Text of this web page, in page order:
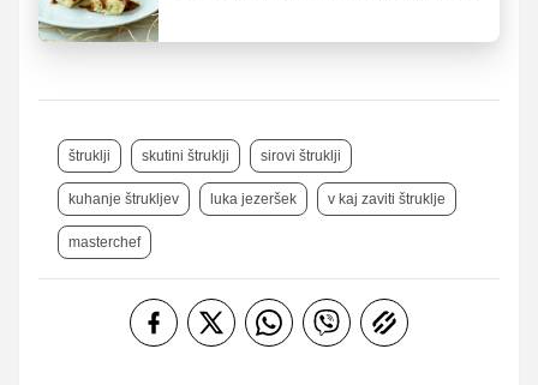
štruklji skutini štruklji sirovi štruklji
kuhanje štrukljev luka jezeršek v kaj zaviti štruklje
masterchef